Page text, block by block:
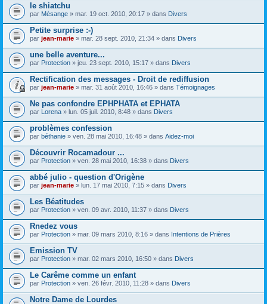
j
o
i
t
le shiatchu
par Mésange » mar. 19 oct. 2010, 20:17 » dans Divers
Petite surprise :-)
par jean-marie » mar. 28 sept. 2010, 21:34 » dans Divers
une belle aventure...
par Protection » jeu. 23 sept. 2010, 15:17 » dans Divers
Rectification des messages - Droit de rediffusion
par jean-marie » mar. 31 août 2010, 16:46 » dans Témoignages
Ne pas confondre EPHPHATA et EPHATA
par Lorena » lun. 05 juil. 2010, 8:48 » dans Divers
problèmes confession
par béthanie » ven. 28 mai 2010, 16:48 » dans Aidez-moi
Découvrir Rocamadour ...
par Protection » ven. 28 mai 2010, 16:38 » dans Divers
abbé julio - question d'Origène
par jean-marie » lun. 17 mai 2010, 7:15 » dans Divers
Les Béatitudes
par Protection » ven. 09 avr. 2010, 11:37 » dans Divers
Rnedez vous
par Protection » mar. 09 mars 2010, 8:16 » dans Intentions de Prières
Emission TV
par Protection » mar. 02 mars 2010, 16:50 » dans Divers
Le Carême comme un enfant
par Protection » ven. 26 févr. 2010, 11:28 » dans Divers
Notre Dame de Lourdes